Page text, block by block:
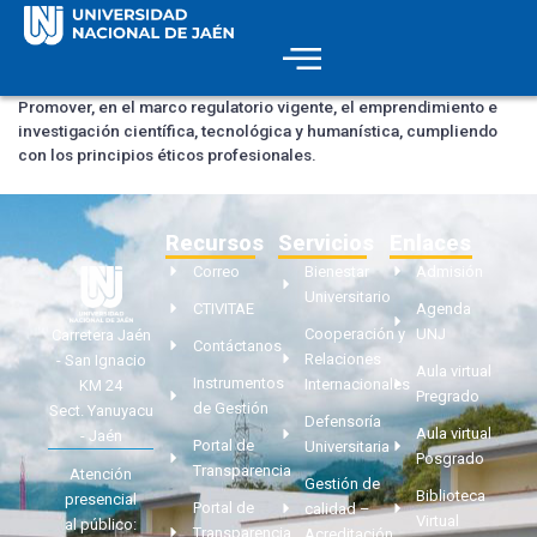
Promover, en el marco regulatorio vigente, el emprendimiento e
investigación científica, tecnológica y humanística, cumpliendo
con los principios éticos profesionales.
Carretera Jaén
- San Ignacio
KM 24
Sect. Yanuyacu
- Jaén
Atención
presencial
al público:
Recursos
Correo
CTIVITAE
Contáctanos
Instrumentos
de Gestión
Portal de
Transparencia
Portal de
Transparencia
Servicios
Bienestar
Universitario
Cooperación y
Relaciones
Internacionales
Defensoría
Universitaria
Gestión de
calidad –
Enlaces
Admisión
Agenda
UNJ
Aula virtual
Pregrado
Aula virtual
Posgrado
Biblioteca
Virtual